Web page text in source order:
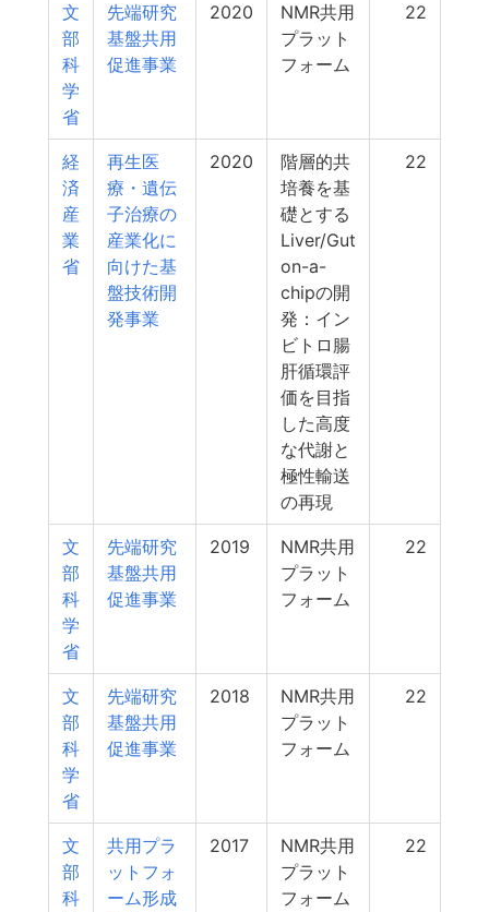
文
部
科
学
省
先端研究
基盤共用
促進事業
2020
NMR共用
プラット
フォーム
22
経
済
産
業
省
再生医
療・遺伝
子治療の
産業化に
向けた基
盤技術開
発事業
2020
階層的共
培養を基
礎とする
Liver/Gut
on-a-
chipの開
発：イン
ビトロ腸
肝循環評
価を目指
した高度
な代謝と
極性輸送
の再現
22
文
部
科
学
省
先端研究
基盤共用
促進事業
2019
NMR共用
プラット
フォーム
22
文
部
科
学
省
先端研究
基盤共用
促進事業
2018
NMR共用
プラット
フォーム
22
文
部
科
共用プラ
ットフォ
ーム形成
2017
NMR共用
プラット
フォーム
22